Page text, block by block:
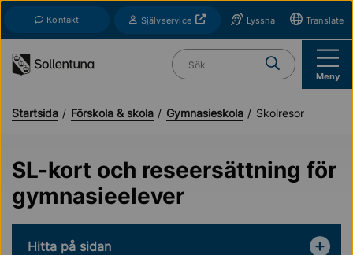
Kontakt SjälvserviceÖppnas i nytt fönsterLyssna Translate
Vad söker du?
Meny
Startsida Förskola & skola Gymnasieskola Skolresor
SL-kort och reseersättning för
gymnasieelever
Hitta på sidan